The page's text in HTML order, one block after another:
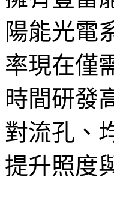
陽能光電
率現在僅
時間研發
對流孔、
提升照度